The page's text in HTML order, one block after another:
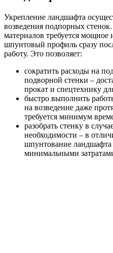
Укрепление ландшафта
возведения подпорных
материалов требуется мощное
шпунтовый профиль сразу
работу. Это позволяет:
сократить расходы на
подворной стенки –
прокат и спецтехнику
быстро выполнить
на возведение даже
требуется минимум
разобрать стенку в
необходимости – в
шпунтование ландшафта
минимальными